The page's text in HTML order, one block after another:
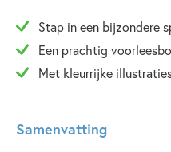
Stap in een bijzondere
Een prachtig
Met kleurrijke
Samenvatting